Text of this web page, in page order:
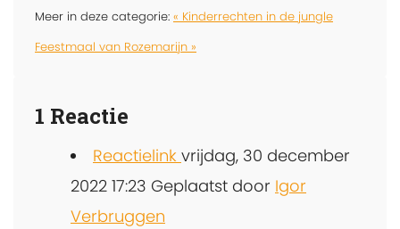
Meer in deze categorie: « Kinderrechten in de jungle
Feestmaal van Rozemarijn »
1 Reactie
Reactielink vrijdag, 30 december
2022 17:23 Geplaatst door Igor
Verbruggen